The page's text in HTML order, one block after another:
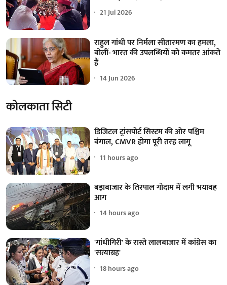
21 Jul 2026
राहुल गांधी पर निर्मला सीतारमण का हमला,
बोलीं- भारत की उपलब्धियों को कमतर आंकते
हैं
14 Jun 2026
कोलकाता सिटी
डिजिटल ट्रांसपोर्ट सिस्टम की ओर पश्चिम
बंगाल, CMVR होगा पूरी तरह लागू
11 hours ago
बड़ाबाजार के तिरपाल गोदाम में लगी भयावह
आग
14 hours ago
'गांधीगिरी' के रास्ते लालबाजार में कांग्रेस का
'सत्याग्रह'
18 hours ago